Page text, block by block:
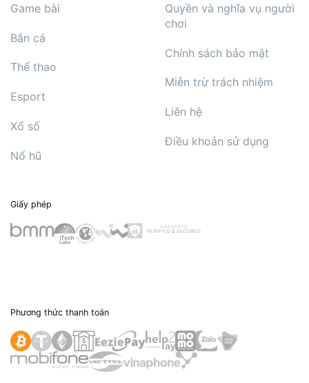
Game bài
Bắn cá
Thể thao
Esport
Xổ số
Nổ hũ
Quyền và nghĩa vụ người
chơi
Chính sách bảo mật
Miễn trừ trách nhiệm
Liên hệ
Điều khoản sử dụng
Giấy phép
Phương thức thanh toán